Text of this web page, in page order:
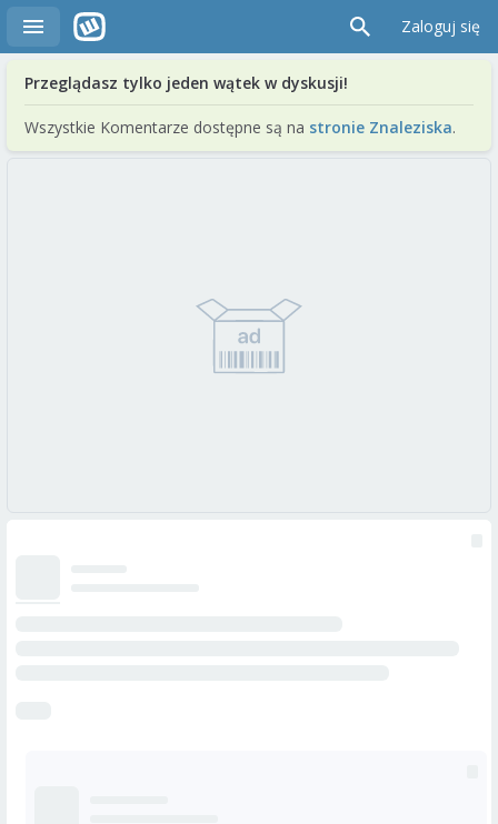
Zaloguj się
Przeglądasz tylko jeden wątek w dyskusji!
Wszystkie Komentarze dostępne są na stronie Znaleziska.